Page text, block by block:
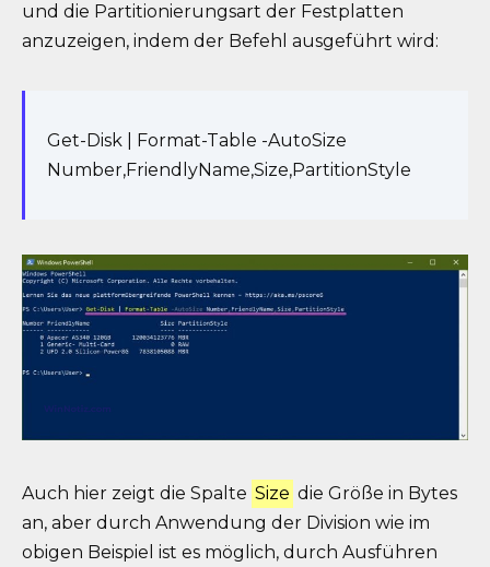
und die Partitionierungsart der Festplatten
anzuzeigen, indem der Befehl ausgeführt wird:
Get-Disk | Format-Table -AutoSize
Number,FriendlyName,Size,PartitionStyle
Auch hier zeigt die Spalte Size die Größe in Bytes
an, aber durch Anwendung der Division wie im
obigen Beispiel ist es möglich, durch Ausführen